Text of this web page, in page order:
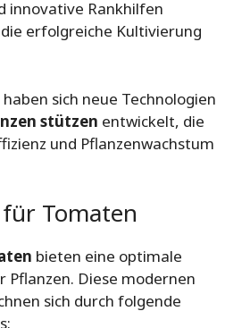
innovative Rankhilfen
erfolgreiche Kultivierung
haben sich neue Technologien
stützen entwickelt, die
und Pflanzenwachstum
Tomaten
bieten eine optimale
Diese modernen
sich durch folgende